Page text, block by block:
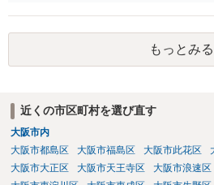
く目にします。 あえて契約変更という手
と、守秘条項との関係なのかもしれませ
条件（代金）の下方修正を考えてのもの
す。
もっとみる
近くの市区町村を選び直す
大阪市内
大阪市都島区
大阪市福島区 大阪市此花区
大阪市大正区
大阪市天王寺区 大阪市浪速区